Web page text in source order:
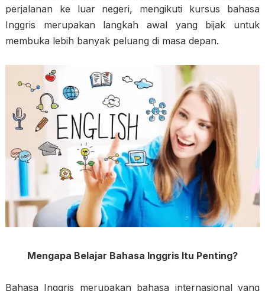
perjalanan ke luar negeri, mengikuti kursus bahasa
Inggris merupakan langkah awal yang bijak untuk
membuka lebih banyak peluang di masa depan.
Mengapa Belajar Bahasa Inggris Itu Penting?
Bahasa Inggris merupakan bahasa internasional yang